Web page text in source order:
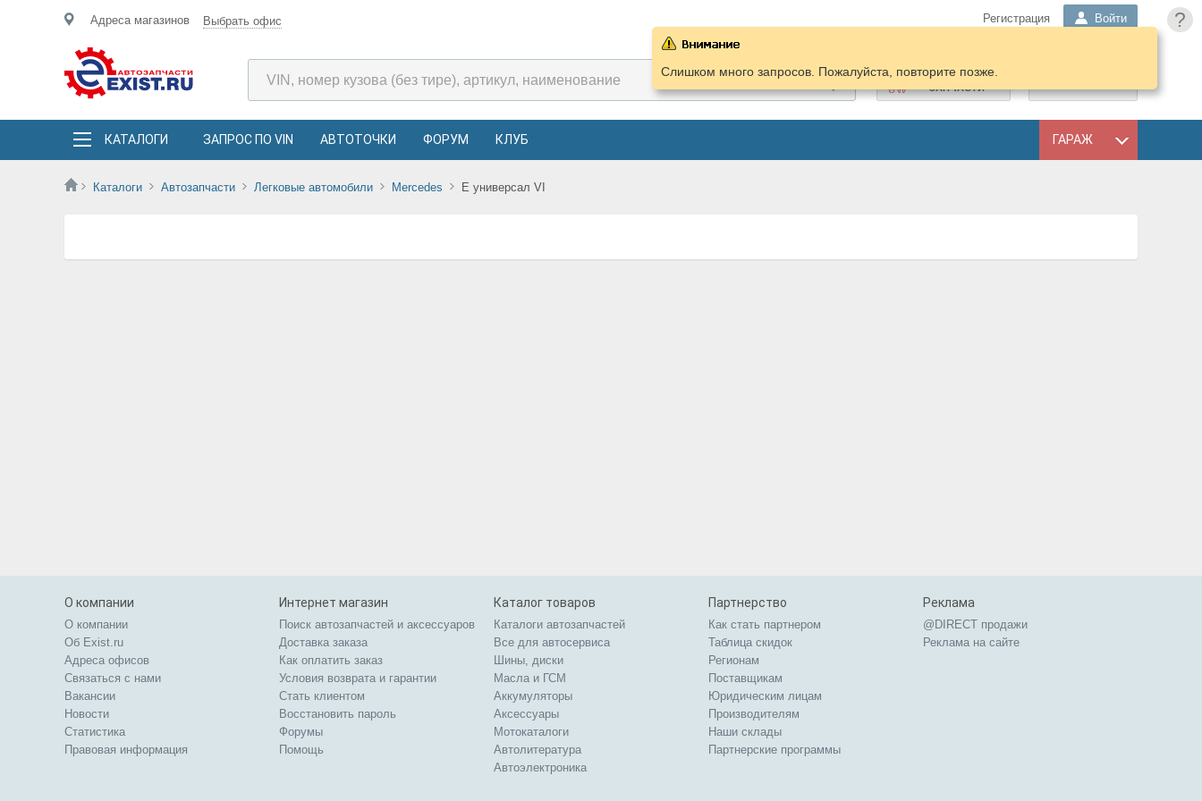
?
Адреса магазинов Выбрать офис Регистрация Войти
ПОДОБРАТЬ
ЗАПЧАСТИ
КАТАЛОГИ ЗАПРОС ПО VIN АВТОТОЧКИ ФОРУМ КЛУБ ГАРАЖ
Каталоги Автозапчасти Легковые автомобили Mercedes E универсал VI
Слишком много запросов. Пожалуйста, повторите позже.
О компании
О компании
Об Exist.ru
Адреса офисов
Связаться с нами
Вакансии
Новости
Статистика
Правовая информация
Интернет магазин
Поиск автозапчастей и аксессуаров
Доставка заказа
Как оплатить заказ
Условия возврата и гарантии
Стать клиентом
Восстановить пароль
Форумы
Помощь
Каталог товаров
Каталоги автозапчастей
Все для автосервиса
Шины, диски
Масла и ГСМ
Аккумуляторы
Аксессуары
Мотокаталоги
Автолитература
Автоэлектроника
Партнерство
Как стать партнером
Таблица скидок
Регионам
Поставщикам
Юридическим лицам
Производителям
Наши склады
Партнерские программы
Реклама
@DIRECT продажи
Реклама на сайте